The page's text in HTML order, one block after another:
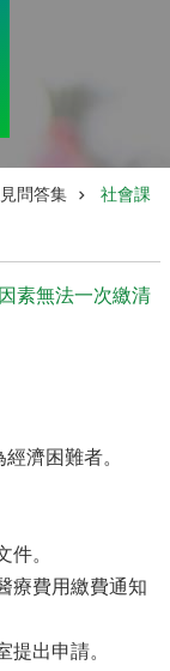
問答集 社會課
素無法一次繳清
濟困難者。
件。
療費用繳費通知
提出申請。